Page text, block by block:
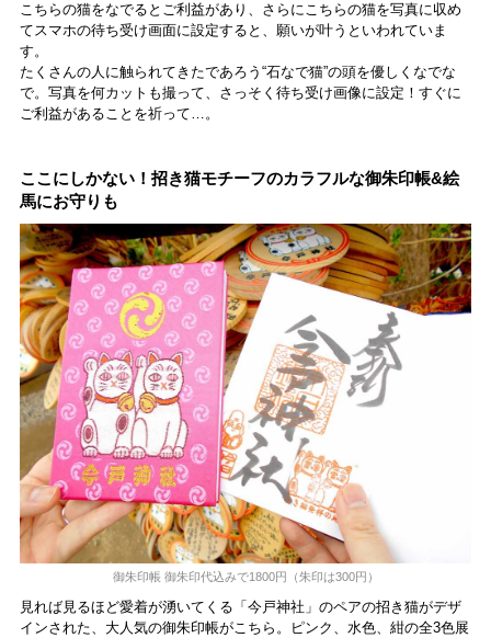
こちらの猫をなでるとご利益があり、さらにこちらの猫を写真に収め
てスマホの待ち受け画面に設定すると、願いが叶うといわれていま
す。
たくさんの人に触られてきたであろう“石なで猫”の頭を優しくなでな
で。写真を何カットも撮って、さっそく待ち受け画像に設定！すぐに
ご利益があることを祈って…。
ここにしかない！招き猫モチーフのカラフルな御朱印帳&絵
馬にお守りも
御朱印帳 御朱印代込みで1800円（朱印は300円）
見れば見るほど愛着が湧いてくる「今戸神社」のペアの招き猫がデザ
インされた、大人気の御朱印帳がこちら。ピンク、水色、紺の全3色展